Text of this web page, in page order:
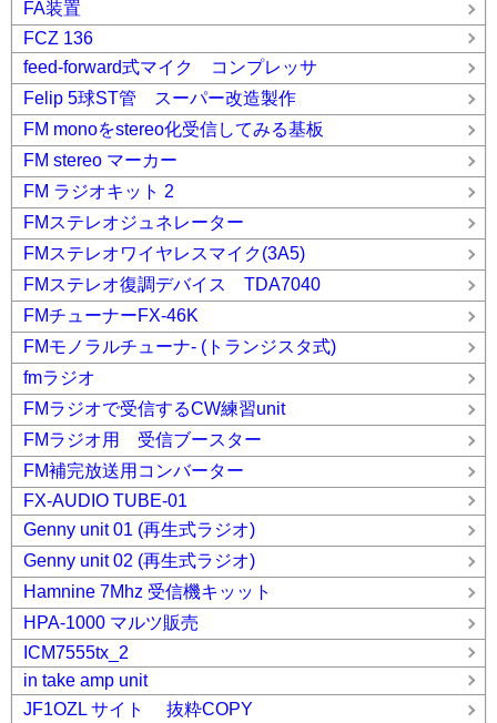
FA装置
FCZ 136
feed-forward式マイク コンプレッサ
Felip 5球ST管 スーパー改造製作
FM monoをstereo化受信してみる基板
FM stereo マーカー
FM ラジオキット 2
FMステレオジュネレーター
FMステレオワイヤレスマイク(3A5)
FMステレオ復調デバイス TDA7040
FMチューナーFX-46K
FMモノラルチューナ- (トランジスタ式)
fmラジオ
FMラジオで受信するCW練習unit
FMラジオ用 受信ブースター
FM補完放送用コンバーター
FX-AUDIO TUBE-01
Genny unit 01 (再生式ラジオ)
Genny unit 02 (再生式ラジオ)
Hamnine 7Mhz 受信機キッット
HPA-1000 マルツ販売
ICM7555tx_2
in take amp unit
JF1OZL サイト 抜粋COPY